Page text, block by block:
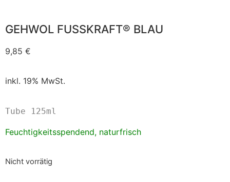
GEHWOL FUSSKRAFT® BLAU
9,85 €
inkl. 19% MwSt.
Tube 125ml
Feuchtigkeitsspendend, naturfrisch
Nicht vorrätig